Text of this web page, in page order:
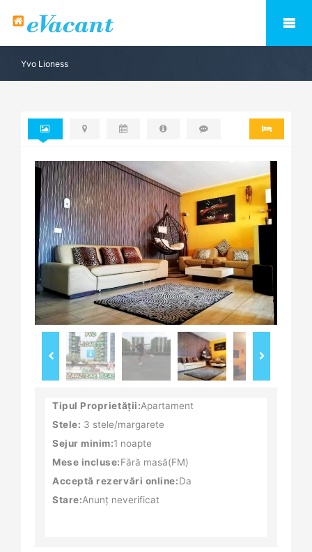
Yvo Lioness
Tipul Proprietății:Apartament
Stele: 3 stele/margarete
Sejur minim:1 noapte
Mese incluse:Fără masă(FM)
Acceptă rezervări online:Da
Stare:Anunț neverificat